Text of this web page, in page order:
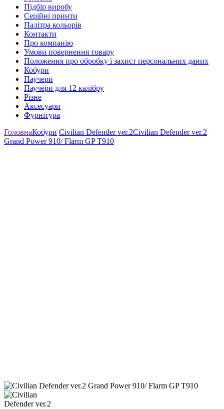
Підбір виробу
Серійні принти
Палітра кольорів
Контакти
Про компанію
Умови повернення товару
Положення про обробку і захист персональних даних
Кобури
Паучери
Паучери для 12 калібру
Різне
Аксесуари
Фурнітура
ГоловнаКобури Civilian Defender ver.2Civilian Defender ver.2
Grand Power 910/ Flarm GP T910